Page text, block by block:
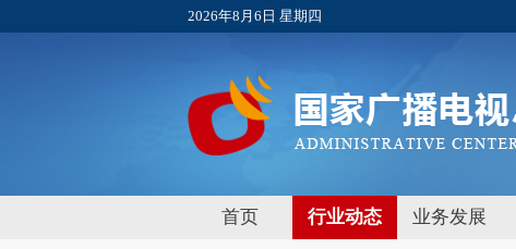
2026年8月6日 星期四
首页 行业动态 业务发展